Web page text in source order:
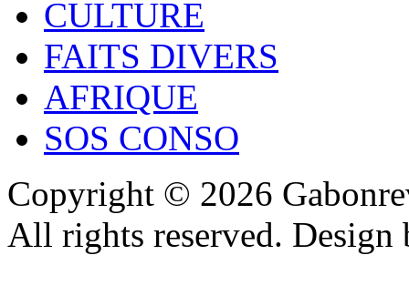
CULTURE
FAITS DIVERS
AFRIQUE
SOS CONSO
Copyright © 2026
All rights reserved.